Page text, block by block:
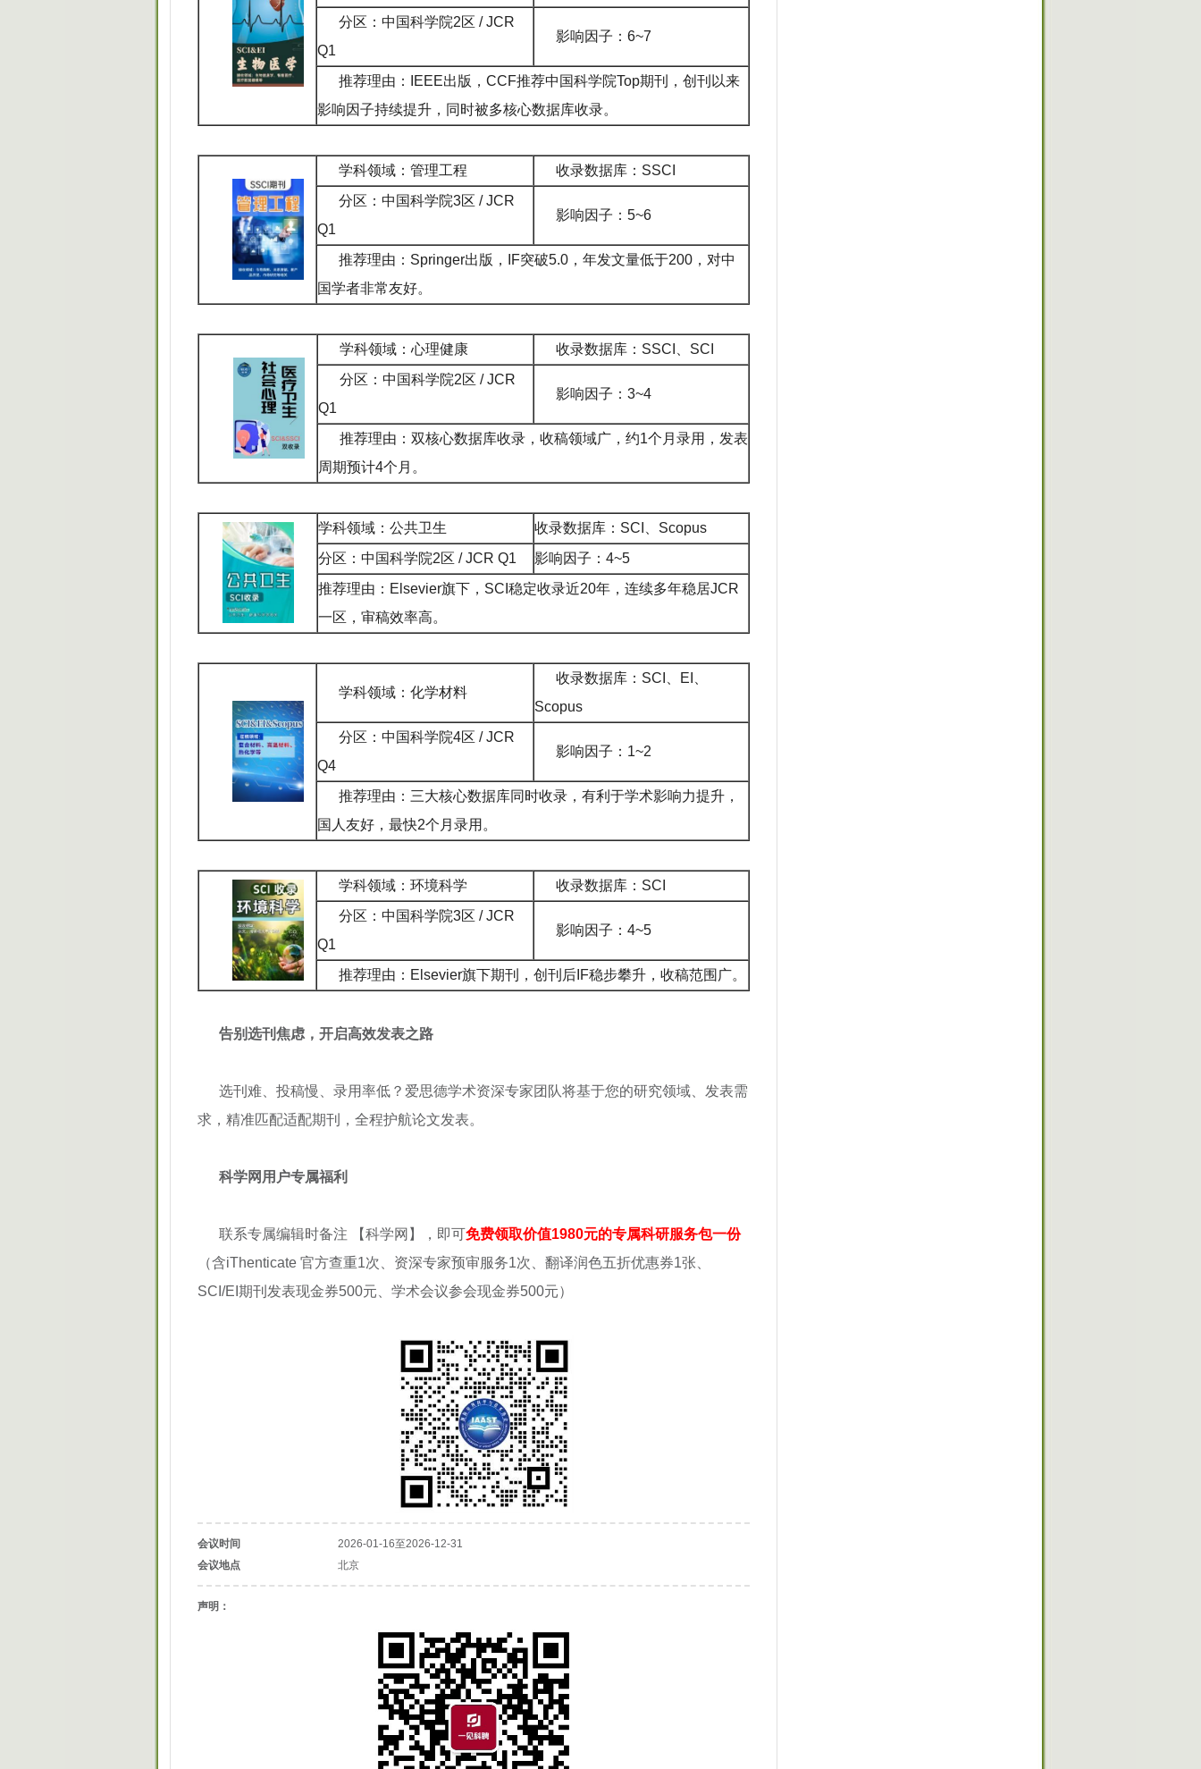
分区：中国科学院2区 / JCR
Q1
影响因子：6~7
推荐理由：IEEE出版，CCF推荐中国科学院Top期刊，创刊以来
影响因子持续提升，同时被多核心数据库收录。
学科领域：管理工程
收录数据库：SSCI
分区：中国科学院3区 / JCR
Q1
影响因子：5~6
推荐理由：Springer出版，IF突破5.0，年发文量低于200，对中
国学者非常友好。
学科领域：心理健康
收录数据库：SSCI、SCI
分区：中国科学院2区 / JCR
Q1
影响因子：3~4
推荐理由：双核心数据库收录，收稿领域广，约1个月录用，发表
周期预计4个月。
学科领域：公共卫生
收录数据库：SCI、Scopus
分区：中国科学院2区 / JCR Q1
影响因子：4~5
推荐理由：Elsevier旗下，SCI稳定收录近20年，连续多年稳居JCR
一区，审稿效率高。
学科领域：化学材料
收录数据库：SCI、EI、
Scopus
分区：中国科学院4区 / JCR
Q4
影响因子：1~2
推荐理由：三大核心数据库同时收录，有利于学术影响力提升，
国人友好，最快2个月录用。
学科领域：环境科学
收录数据库：SCI
分区：中国科学院3区 / JCR
Q1
影响因子：4~5
推荐理由：Elsevier旗下期刊，创刊后IF稳步攀升，收稿范围广。
告别选刊焦虑，开启高效发表之路
选刊难、投稿慢、录用率低？爱思德学术资深专家团队将基于您的研究领域、发表需
求，精准匹配适配期刊，全程护航论文发表。
科学网用户专属福利
联系专属编辑时备注 【科学网】，即可免费领取价值1980元的专属科研服务包一份
（含iThenticate 官方查重1次、资深专家预审服务1次、翻译润色五折优惠券1张、
SCI/EI期刊发表现金券500元、学术会议参会现金券500元）
会议时间
2026-01-16至2026-12-31
会议地点
北京
声明：